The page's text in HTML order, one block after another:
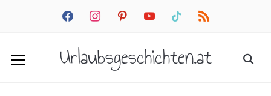
facebookinstagrampinterestyoutube tiktok rss
Urlaubsgeschichten.at